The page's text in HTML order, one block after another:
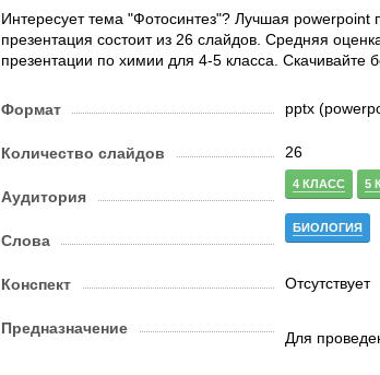
Интересует тема "Фотосинтез"? Лучшая powerpoint
презентация состоит из 26 слайдов. Средняя
презентации по химии для 4-5 класса. Скачивайте
Формат pptx
Количество слайдов 26
Аудитория
4 КЛАСС 5
Слова
БИОЛОГИЯ
Конспект Отсутствует
Предназначение
Для